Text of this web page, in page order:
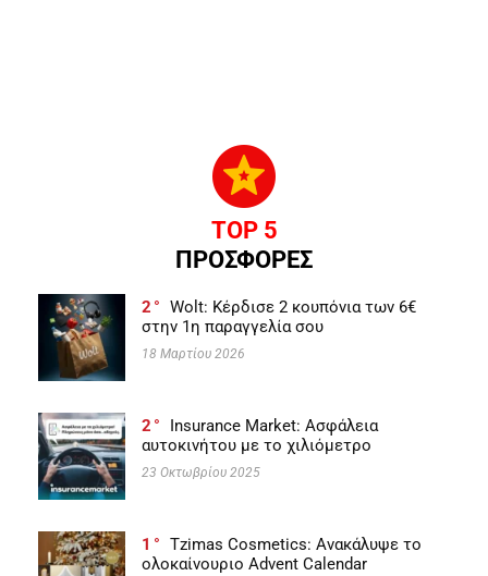
TOP 5
ΠΡΟΣΦΟΡΕΣ
2
Wolt: Κέρδισε 2 κουπόνια των 6€
στην 1η παραγγελία σου
18 Μαρτίου 2026
2
Insurance Market: Ασφάλεια
αυτοκινήτου με το χιλιόμετρο
23 Οκτωβρίου 2025
1
Tzimas Cosmetics: Ανακάλυψε το
ολοκαίνουριο Advent Calendar